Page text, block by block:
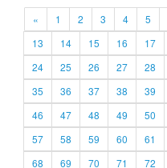
« 1 2 3 4 5
13
14 15 16 17
24
25 26 27 28
35
36 37 38 39
46
47 48 49 50
57
58 59 60 61
68
69 70 71 72